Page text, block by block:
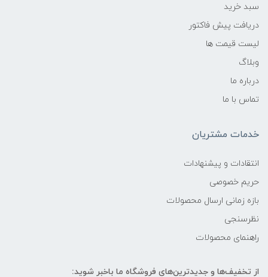
سبد خرید
دریافت پیش فاکتور
لیست قیمت ها
وبلاگ
درباره ما
تماس با ما
خدمات مشتریان
انتقادات و پیشنهادات
حریم خصوصی
بازه زمانی ارسال محصولات
نظرسنجی
راهنمای محصولات
از تخفیف‌ها و جدیدترین‌های فروشگاه ما باخبر شوید: